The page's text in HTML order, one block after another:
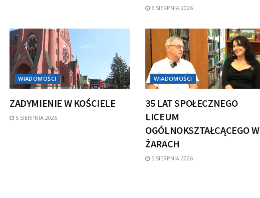
6 SIERPNIA 2026
WIADOMOŚCI
ZADYMIENIE W KOŚCIELE
5 SIERPNIA 2026
WIADOMOŚCI
35 LAT SPOŁECZNEGO
LICEUM
OGÓLNOKSZTAŁCĄCEGO W
ŻARACH
5 SIERPNIA 2026